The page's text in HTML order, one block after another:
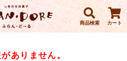
商品検索 カート
ありません。